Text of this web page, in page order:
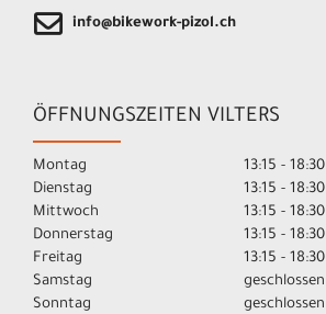
info@bikework-pizol.ch
ÖFFNUNGSZEITEN VILTERS
Montag
13:15 - 18:30
Dienstag
13:15 - 18:30
Mittwoch
13:15 - 18:30
Donnerstag
13:15 - 18:30
Freitag
13:15 - 18:30
Samstag
geschlossen
Sonntag
geschlossen